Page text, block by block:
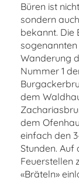
Büren ist
sondern
bekannt. Die
sogenannten
Wanderung
Nummer 1
dem
dem
einfach den
Stunden. Auf
Feuerstellen
«Bräteln»